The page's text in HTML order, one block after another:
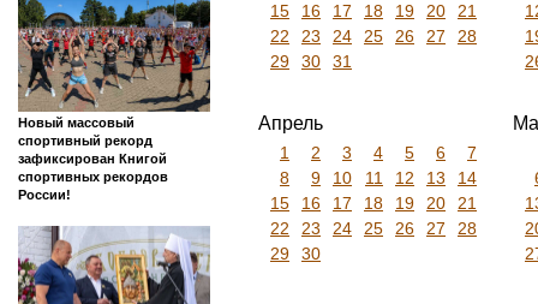
Новый массовый
спортивный рекорд
зафиксирован Книгой
спортивных рекордов
России!
15
16 17 18 19 20
21
22
23 24 25 26 27
28
29
30 31
Апрель
1 2 3 4 5 6
7
8
9 10 11 12 13
14
15
16 17 18 19 20
21
22
23 24 25 26 27
28
29
30